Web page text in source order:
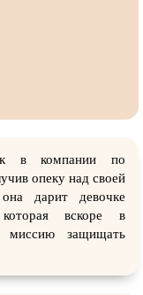
в компании по
опеку над своей
дарит девочке
которая вскоре в
миссию защищать